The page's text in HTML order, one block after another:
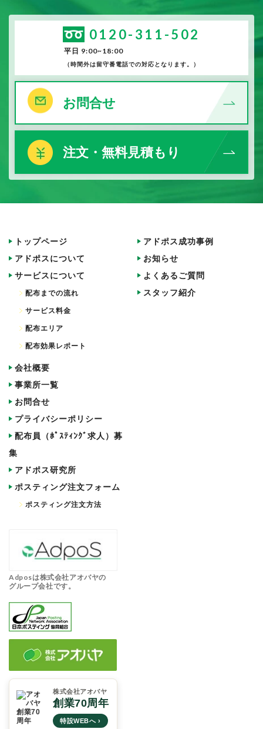
0120-311-502
平日 9:00~18:00
（時間外は留守番電話での対応となります。）
お問合せ
注文・無料見積もり
トップページ
アドポスについて
サービスについて
配布までの流れ
サービス料金
配布エリア
配布効果レポート
アドポス成功事例
お知らせ
よくあるご質問
スタッフ紹介
会社概要
事業所一覧
お問合せ
プライバシーポリシー
配布員（ﾎﾟｽﾃｨﾝｸﾞ求人）募
集
アドポス研究所
ポスティング注文フォーム
ポスティング注文方法
Adposは株式会社アオバヤの
グループ会社です。
株式会社アオバヤ
創業70周年
特設WEBへ ›